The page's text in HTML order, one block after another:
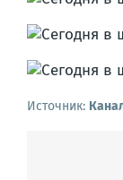
Источник: